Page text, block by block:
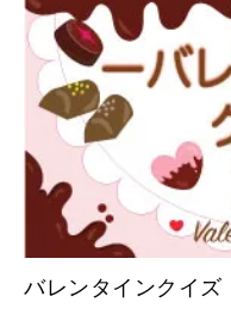
バレンタインクイズ